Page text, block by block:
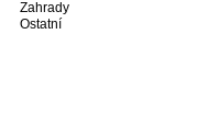
Zahrady
Ostatní